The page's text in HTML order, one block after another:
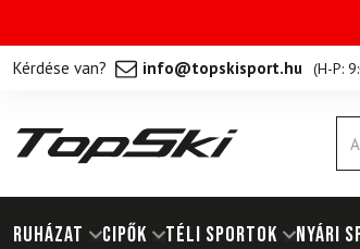
Kérdése van? info@topskisport.hu (H-P:
RUHÁZAT Cipők TÉLI SPORTOK NYÁRI